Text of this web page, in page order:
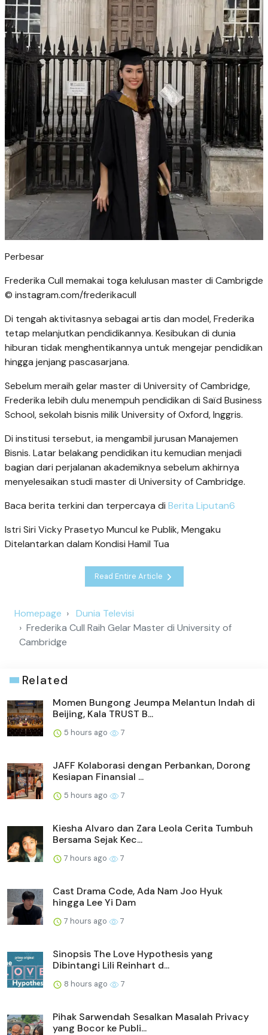
Perbesar
Frederika Cull memakai toga kelulusan master di Cambrigde
© instagram.com/frederikacull
Di tengah aktivitasnya sebagai artis dan model, Frederika
tetap melanjutkan pendidikannya. Kesibukan di dunia
hiburan tidak menghentikannya untuk mengejar pendidikan
hingga jenjang pascasarjana.
Sebelum meraih gelar master di University of Cambridge,
Frederika lebih dulu menempuh pendidikan di Saïd Business
School, sekolah bisnis milik University of Oxford, Inggris.
Di institusi tersebut, ia mengambil jurusan Manajemen
Bisnis. Latar belakang pendidikan itu kemudian menjadi
bagian dari perjalanan akademiknya sebelum akhirnya
menyelesaikan studi master di University of Cambridge.
Baca berita terkini dan terpercaya di Berita Liputan6
Istri Siri Vicky Prasetyo Muncul ke Publik, Mengaku
Ditelantarkan dalam Kondisi Hamil Tua
Read Entire Article
Homepage
Dunia Televisi
Frederika Cull Raih Gelar Master di University of
Cambridge
Related
Momen Bungong Jeumpa Melantun Indah di
Beijing, Kala TRUST B...
5 hours ago 7
JAFF Kolaborasi dengan Perbankan, Dorong
Kesiapan Finansial ...
5 hours ago 7
Kiesha Alvaro dan Zara Leola Cerita Tumbuh
Bersama Sejak Kec...
7 hours ago 7
Cast Drama Code, Ada Nam Joo Hyuk
hingga Lee Yi Dam
7 hours ago 7
Sinopsis The Love Hypothesis yang
Dibintangi Lili Reinhart d...
8 hours ago 7
Pihak Sarwendah Sesalkan Masalah Privacy
yang Bocor ke Publi...